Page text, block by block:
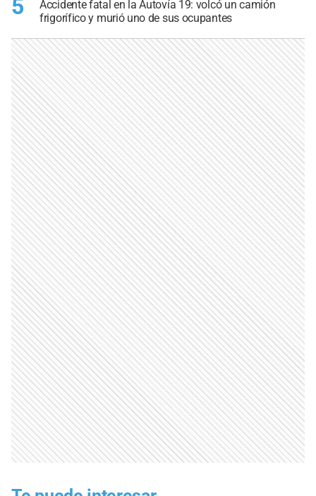
5
Accidente fatal en la Autovía 19: volcó un camión
frigorífico y murió uno de sus ocupantes